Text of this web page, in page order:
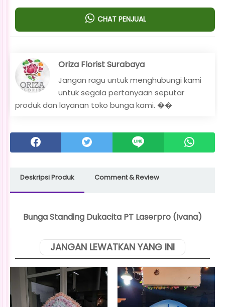
CHAT PENJUAL
Oriza Florist Surabaya
Jangan ragu untuk menghubungi kami
untuk segala pertanyaan seputar
produk dan layanan toko bunga kami. ��
Deskripsi Produk Comment & Review
Bunga Standing Dukacita PT Laserpro (Ivana)
JANGAN LEWATKAN YANG INI